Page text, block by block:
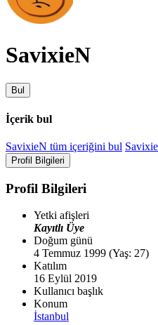
SavixieN
Bul
İçerik bul
SavixieN tüm içeriğini bul
Profil Bilgileri
Profil Bilgileri
Yetki afişleri
Kayıtlı Üye
Doğum günü
4 Temmuz 1999 (Yaş: 27)
Katılım
16 Eylül 2019
Kullanıcı başlık
Konum
İstanbul